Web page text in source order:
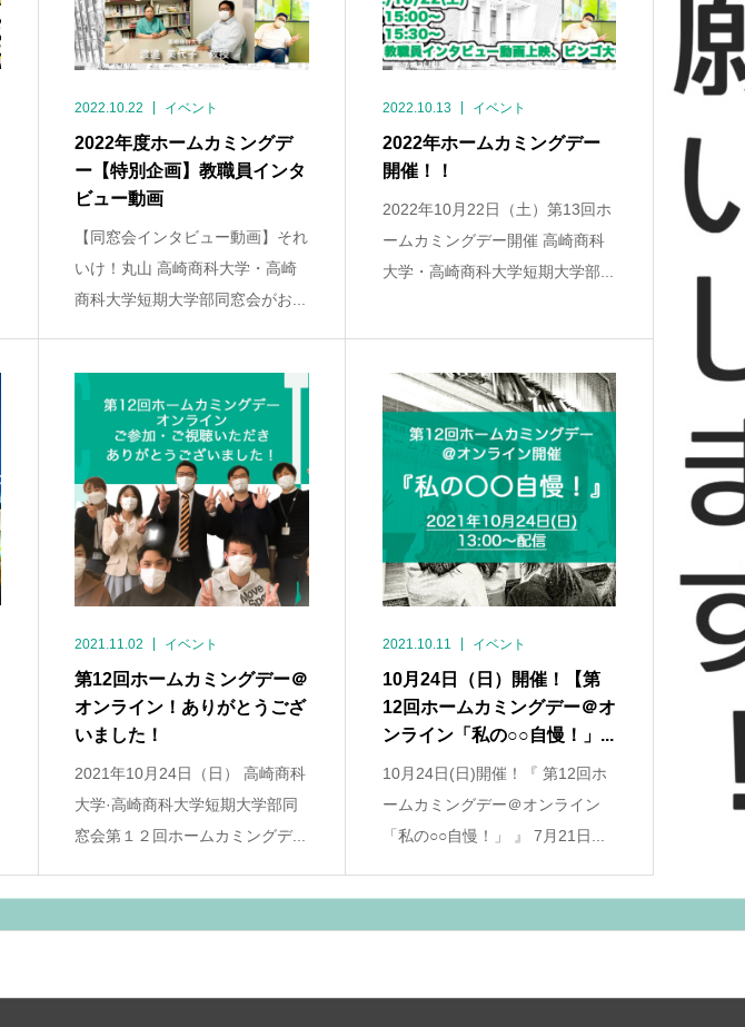
2022.10.22 イベント
2022年度ホームカミングデ
ー【特別企画】教職員インタ
ビュー動画
【同窓会インタビュー動画】それ
いけ！丸山 高崎商科大学・高崎
商科大学短期大学部同窓会がお...
2022.10.13 イベント
2022年ホームカミングデー
開催！！
2022年10月22日（土）第13回ホ
ームカミングデー開催 高崎商科
大学・高崎商科大学短期大学部...
2021.11.02 イベント
第12回ホームカミングデー＠
オンライン！ありがとうござ
いました！
2021年10月24日（日） 高崎商科
大学·高崎商科大学短期大学部同
窓会第１２回ホームカミングデ...
2021.10.11 イベント
10月24日（日）開催！【第
12回ホームカミングデー＠オ
ンライン「私の○○自慢！」...
10月24日(日)開催！『 第12回ホ
ームカミングデー＠オンライン
「私の○○自慢！」 』 7月21日...